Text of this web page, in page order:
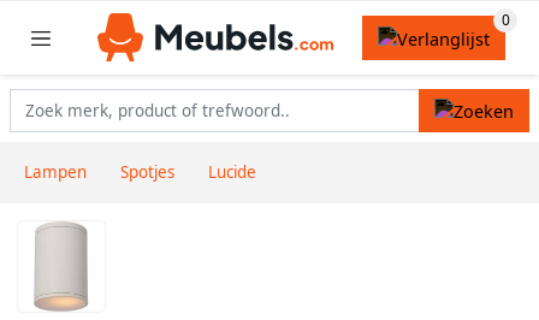
Lampen Spotjes Lucide